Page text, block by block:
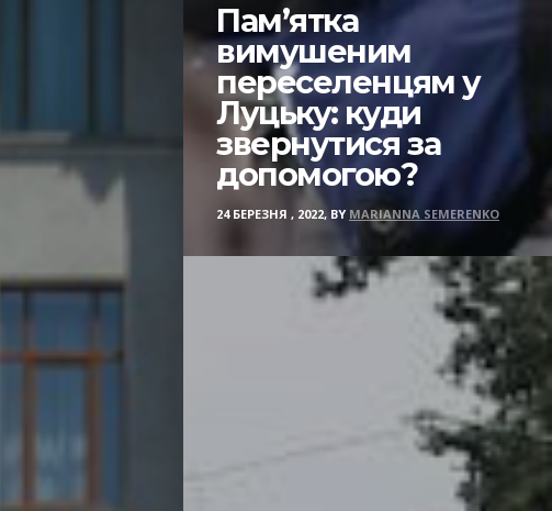
Пам’ятка
вимушеним
переселенцям у
Луцьку: куди
звернутися за
допомогою?
24 БЕРЕЗНЯ , 2022, BY MARIANNA SEMERENKO